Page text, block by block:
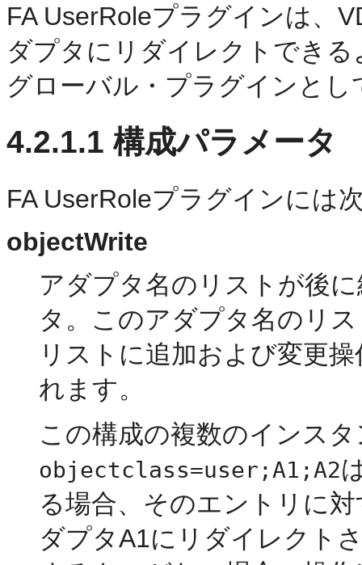
FA UserRoleプラグインは、
ダプタにリダイレクトでき
グローバル・プラグインと
4.2.1.1 構成パラメータ
FA UserRoleプラグインには
objectWrite
アダプタ名のリストが後
タ。このアダプタ名のリ
リストに追加および変更
れます。
この構成の複数のインス
objectclass=user;A1;A2
る場合、そのエントリに
ダプタA1にリダイレクト